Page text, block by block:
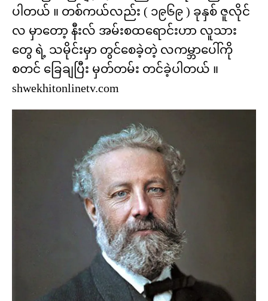
ပါတယ် ။ တစ်ကယ်လည်း ( ၁၉၆၉ ) ခုနှစ် ဇူလိုင်
လ မှာတော့ နီးလ် အမ်းစထရောင်းဟာ လူသား
တွေ ရဲ့ သမိုင်းမှာ တွင်စေခဲ့တဲ့ လကမ္ဘာပေါ်ကို
စတင် ခြေချပြီး မှတ်တမ်း တင်ခဲ့ပါတယ် ။
shwekhitonlinetv.com